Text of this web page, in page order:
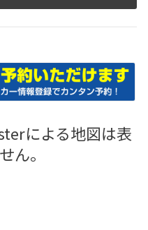
による地図は表
ん。